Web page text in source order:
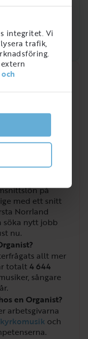
integritet. Vi
trafik,
på
med ett snitt
Norrland
söka nytt jobb
nu.
allt mer
totalt4 644
sångare
en Organist?
arbetsgivarna
kyrkomusik och